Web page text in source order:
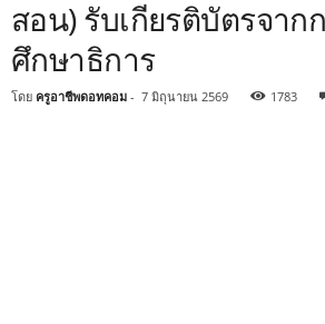
สอน) รับเกียรติบัตรจาก
ศึกษาธิการ
โดย ครูอาชีพดอทคอม - 7 มิถุนายน 2569 1783